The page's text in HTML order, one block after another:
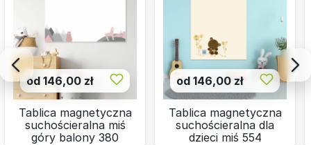
od 146,00 zł
Tablica magnetyczna
suchościeralna miś
góry balony 380
od 146,00 zł
Tablica magnetyczna
suchościeralna dla
dzieci miś 554